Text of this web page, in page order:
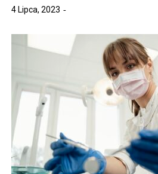
4 Lipca, 2023